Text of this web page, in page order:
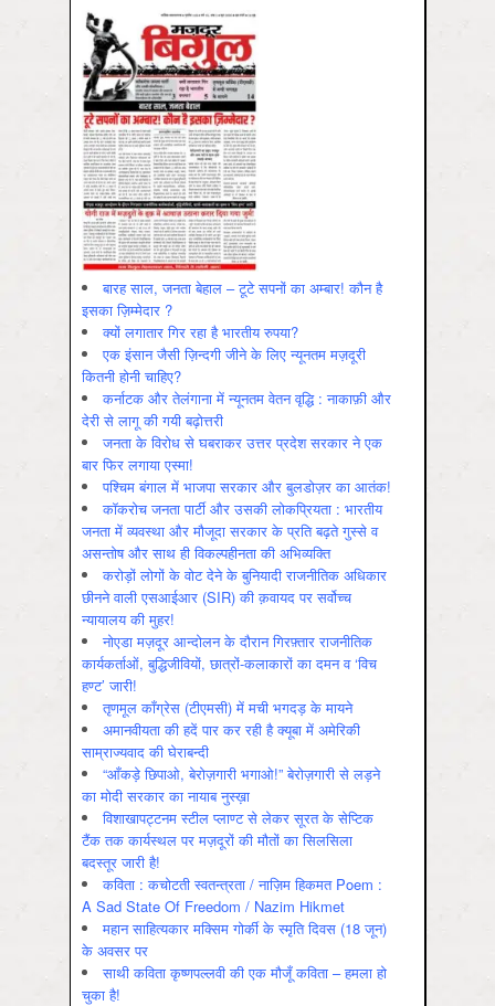
बारह साल, जनता बेहाल – टूटे सपनों का अम्बार! कौन है
इसका ज़िम्मेदार ?
क्यों लगातार गिर रहा है भारतीय रुपया?
एक इंसान जैसी ज़िन्दगी जीने के लिए न्यूनतम मज़दूरी
कितनी होनी चाहिए?
कर्नाटक और तेलंगाना में न्यूनतम वेतन वृद्धि : नाकाफ़ी और
देरी से लागू की गयी बढ़ोत्तरी
जनता के विरोध से घबराकर उत्तर प्रदेश सरकार ने एक
बार फिर लगाया एस्मा!
पश्चिम बंगाल में भाजपा सरकार और बुलडोज़र का आतंक!
कॉकरोच जनता पार्टी और उसकी लोकप्रियता : भारतीय
जनता में व्‍यवस्‍था और मौजूदा सरकार के प्रति बढ़ते गुस्‍से व
असन्‍तोष और साथ ही विकल्‍पहीनता की अभिव्‍यक्ति
करोड़ों लोगों के वोट देने के बुनियादी राजनीतिक अधिकार
छीनने वाली एसआईआर (SIR) की क़वायद पर सर्वोच्च
न्यायालय की मुहर!
नोएडा मज़दूर आन्दोलन के दौरान गिरफ़्तार राजनीतिक
कार्यकर्ताओं, बुद्धिजीवियों, छात्रों-कलाकारों का दमन व ‘विच
हण्ट’ जारी!
तृणमूल काँग्रेस (टीएमसी) में मची भगदड़ के मायने
अमानवीयता की हदें पार कर रही है क्यूबा में अमेरिकी
साम्राज्यवाद की घेराबन्दी
“आँकड़े छिपाओ, बेरोज़गारी भगाओ!” बेरोज़गारी से लड़ने
का मोदी सरकार का नायाब नुस्ख़ा
विशाखापट्टनम स्टील प्लाण्ट से लेकर सूरत के सेप्टिक
टैंक तक कार्यस्थल पर मज़दूरों की मौतों का सिलसिला
बदस्तूर जारी है!
कविता : कचोटती स्वतन्त्रता / नाज़िम हिकमत Poem :
A Sad State Of Freedom / Nazim Hikmet
महान साहित्यकार मक्सिम गोर्की के स्मृति दिवस (18 जून)
के अवसर पर
साथी कविता कृष्णपल्लवी की एक मौजूँ कविता – हमला हो
चुका है!